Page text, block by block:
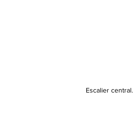
Escalier central.